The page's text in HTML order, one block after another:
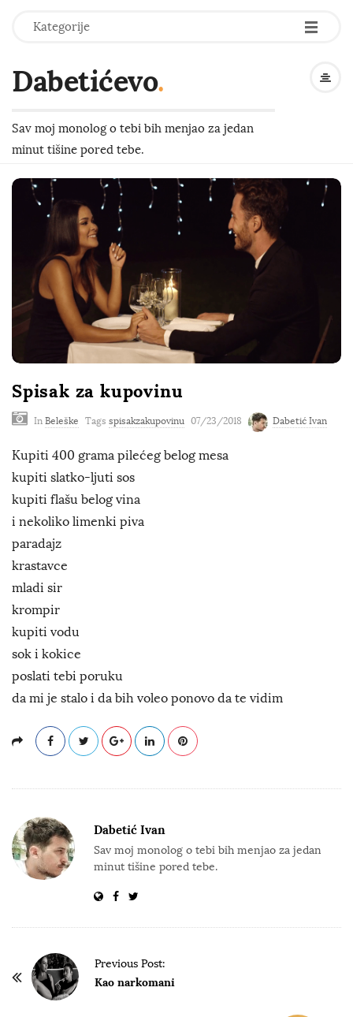
Kategorije -
-
-
Dabetićevo.
Sav moj monolog o tebi bih menjao za jedan
minut tišine pored tebe.
Spisak za kupovinu
In Beleške Tags spisakzakupovinu 07/23/2018 Dabetić Ivan
Kupiti 400 grama pilećeg belog mesa
kupiti slatko-ljuti sos
kupiti flašu belog vina
i nekoliko limenki piva
paradajz
krastavce
mladi sir
krompir
kupiti vodu
sok i kokice
poslati tebi poruku
da mi je stalo i da bih voleo ponovo da te vidim
Dabetić Ivan
Sav moj monolog o tebi bih menjao za jedan
minut tišine pored tebe.
Previous Post:
Kao narkomani